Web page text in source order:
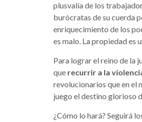
plusvalía de los
burócratas de su cuerda
enriquecimiento de los
es malo. La propiedad es
Para lograr el reino de la
que recurrir a la
revolucionarios que en el
juego el destino glorioso
¿Cómo lo hará? Seguirá